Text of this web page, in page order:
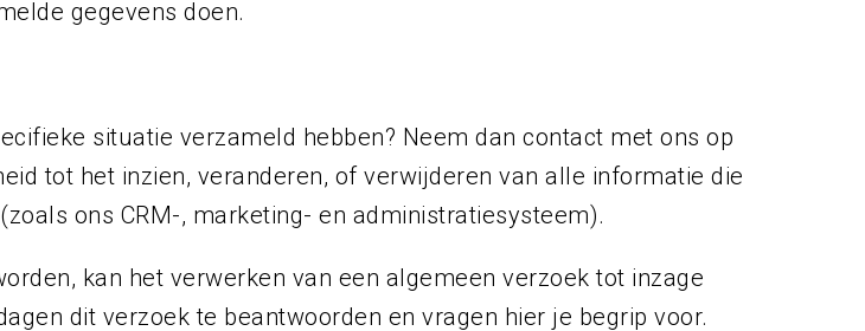
gegevens doen.
situatie verzameld hebben? Neem dan contact met ons op
tot het inzien, veranderen, of verwijderen van alle informatie die
ons CRM-, marketing- en administratiesysteem).
kan het verwerken van een algemeen verzoek tot inzage
dit verzoek te beantwoorden en vragen hier je begrip voor.